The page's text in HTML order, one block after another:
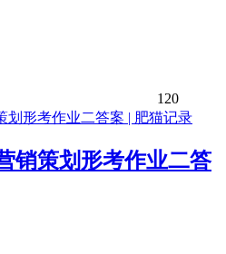
120
销策划形考作业二答